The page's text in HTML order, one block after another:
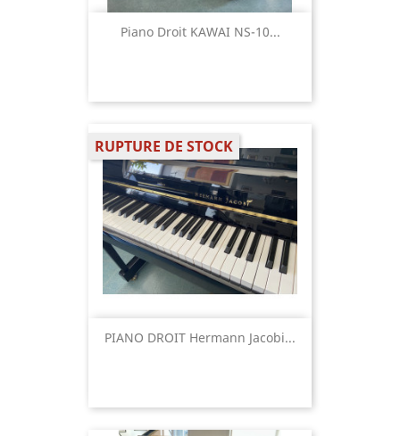
Piano Droit KAWAI NS-10...
PIANO DROIT Hermann Jacobi...
RUPTURE DE STOCK